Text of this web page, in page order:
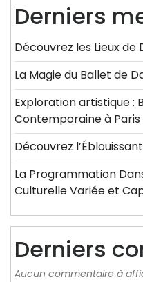
Derniers
Découvrez les Lieux
La Magie du Ballet de
Exploration artistique :
Contemporaine à Paris
Découvrez
La Programmation
Culturelle Variée et
Derniers
Aucun commentaire à